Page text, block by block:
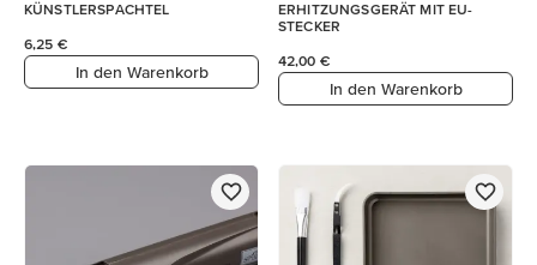
KÜNSTLERSPACHTEL
6,25 €
In den Warenkorb
ERHITZUNGSGERÄT MIT EU-
STECKER
42,00 €
In den Warenkorb